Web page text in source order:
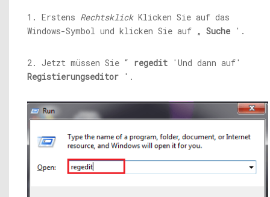
1. Erstens RechtsklickKlicken Sie auf das
Windows-Symbol und klicken Sie auf „ Suche '.
2. Jetzt müssen Sie “ regedit 'Und dann auf'
Registierungseditor '.